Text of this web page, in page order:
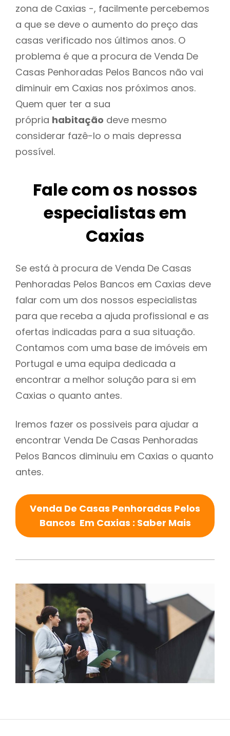
zona de Caxias -, facilmente percebemos
a que se deve o aumento do preço das
casas verificado nos últimos anos. O
problema é que a procura de Venda De
Casas Penhoradas Pelos Bancos não vai
diminuir em Caxias nos próximos anos.
Quem quer ter a sua
própria habitação deve mesmo
considerar fazê-lo o mais depressa
possível.
Fale com os nossos
especialistas em
Caxias
Se está à procura de Venda De Casas
Penhoradas Pelos Bancos em Caxias deve
falar com um dos nossos especialistas
para que receba a ajuda profissional e as
ofertas indicadas para a sua situação.
Contamos com uma base de imóveis em
Portugal e uma equipa dedicada a
encontrar a melhor solução para si em
Caxias o quanto antes.
Iremos fazer os possiveis para ajudar a
encontrar Venda De Casas Penhoradas
Pelos Bancos diminuiu em Caxias o quanto
antes.
Venda De Casas Penhoradas Pelos
Bancos Em Caxias : Saber Mais